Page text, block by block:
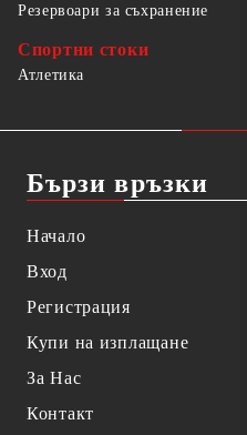
Резервоари за съхранение
Спортни стоки
Атлетика
Бързи връзки
Начало
Вход
Регистрация
Купи на изплащане
За Нас
Контакт